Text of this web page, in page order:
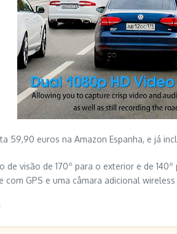
59,90 euros na Amazon Espanha, e já
de visão de 170º para o exterior e de
com GPS e uma câmara adicional